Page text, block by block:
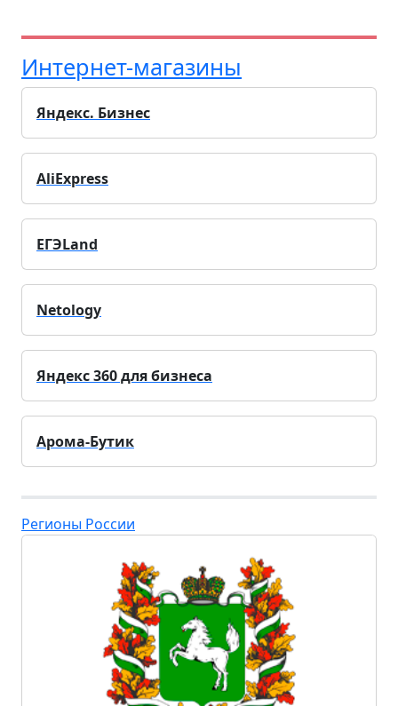
Интернет-магазины
Яндекс. Бизнес
AliExpress
ЕГЭLand
Netology
Яндекс 360 для бизнеса
Арома-Бутик
Регионы России